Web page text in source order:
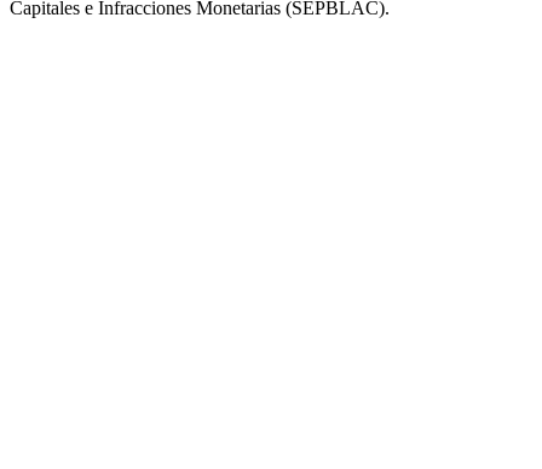
Capitales e Infracciones Monetarias (SEPBLAC).